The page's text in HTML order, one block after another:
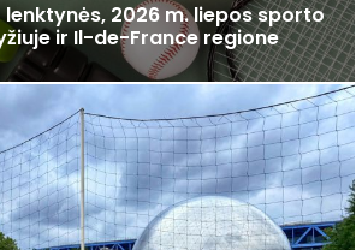
lenktynės, 2026 m. liepos sporto
ir Il-de-France regione